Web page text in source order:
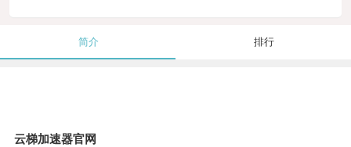
简介 排行
云梯加速器官网